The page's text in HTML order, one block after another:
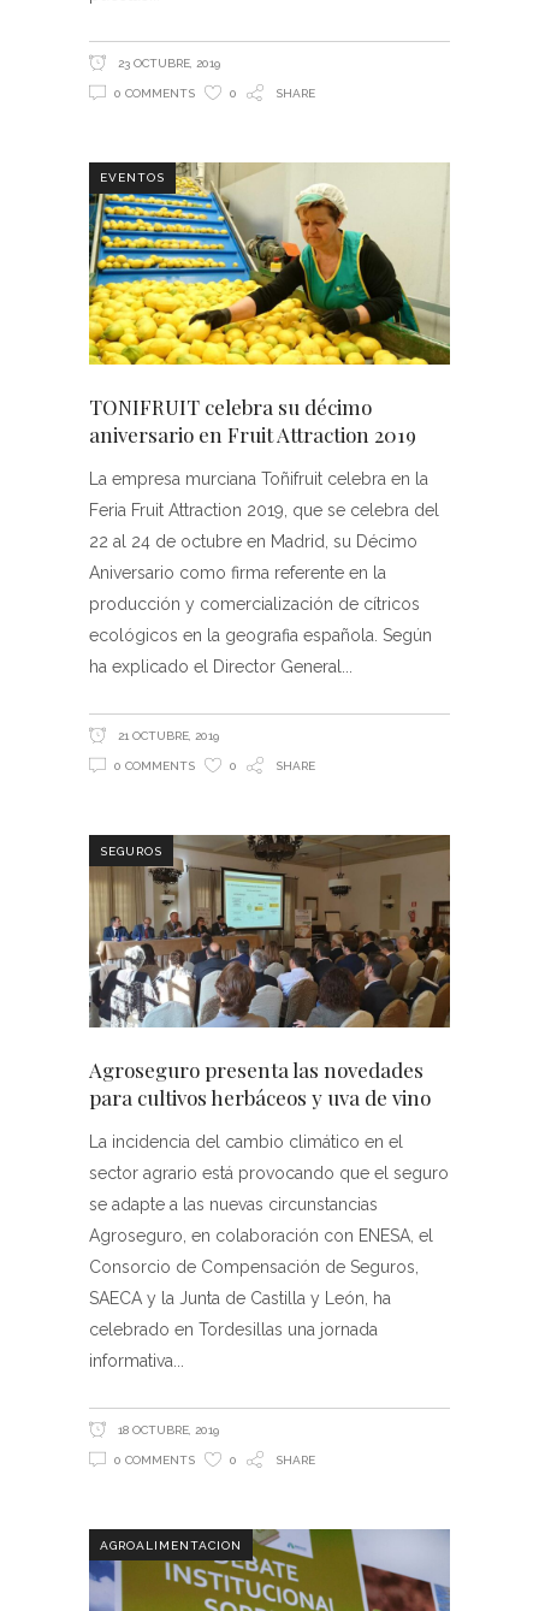
23 OCTUBRE, 2019
0 COMMENTS 0 SHARE
EVENTOS
TONIFRUIT celebra su décimo
aniversario en Fruit Attraction 2019
La empresa murciana Toñifruit celebra en la
Feria Fruit Attraction 2019, que se celebra del
22 al 24 de octubre en Madrid, su Décimo
Aniversario como firma referente en la
producción y comercialización de cítricos
ecológicos en la geografia española. Según
ha explicado el Director General
21 OCTUBRE, 2019
0 COMMENTS 0 SHARE
SEGUROS
Agroseguro presenta las novedades
para cultivos herbáceos y uva de vino
La incidencia del cambio climático en el
sector agrario está provocando que el seguro
se adapte a las nuevas circunstancias
Agroseguro, en colaboración con ENESA, el
Consorcio de Compensación de Seguros,
SAECA y la Junta de Castilla y León, ha
celebrado en Tordesillas una jornada
informativa
18 OCTUBRE, 2019
0 COMMENTS 0 SHARE
AGROALIMENTACION